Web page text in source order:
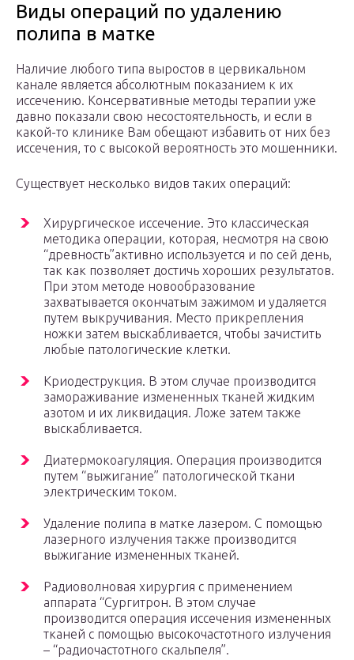
Виды операций по удалению
полипа в матке
Наличие любого типа выростов в цервикальном
канале является абсолютным показанием к их
иссечению. Консервативные методы терапии уже
давно показали свою несостоятельность, и если в
какой-то клинике Вам обещают избавить от них без
иссечения, то с высокой вероятность это мошенники.
Существует несколько видов таких операций:
Хирургическое иссечение. Это классическая
методика операции, которая, несмотря на свою
“древность”активно используется и по сей день,
так как позволяет достичь хороших результатов.
При этом методе новообразование
захватывается окончатым зажимом и удаляется
путем выкручивания. Место прикрепления
ножки затем выскабливается, чтобы зачистить
любые патологические клетки.
Криодеструкция. В этом случае производится
замораживание измененных тканей жидким
азотом и их ликвидация. Ложе затем также
выскабливается.
Диатермокоагуляция. Операция производится
путем “выжигание” патологической ткани
электрическим током.
Удаление полипа в матке лазером. С помощью
лазерного излучения также производится
выжигание измененных тканей.
Радиоволновая хирургия с применением
аппарата “Сургитрон. В этом случае
производится операция иссечения измененных
тканей с помощью высокочастотного излучения
– “радиочастотного скальпеля”.